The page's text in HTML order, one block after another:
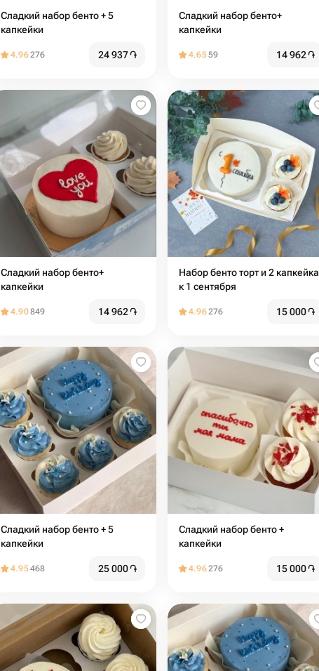
Сладкий набор бенто + 5
капкейки
4.96276 24 937֏
Сладкий набор бенто+
капкейки
4.6559 14 962֏
Сладкий набор бенто+
капкейки
4.90849 14 962֏
Набор бенто торт и 2 капкейка
к 1 сентября
4.96276 15 000֏
Сладкий набор бенто + 5
капкейки
4.95468 25 000֏
Сладкий набор бенто +
капкейки
4.96276 15 000֏